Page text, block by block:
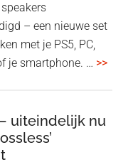
– een nieuwe set
met je PS5, PC,
je smartphone. … >>
uiteindelijk nu